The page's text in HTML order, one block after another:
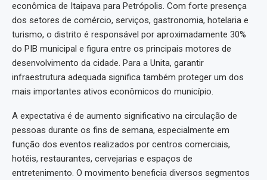
econômica de Itaipava para Petrópolis. Com forte presença
dos setores de comércio, serviços, gastronomia, hotelaria e
turismo, o distrito é responsável por aproximadamente 30%
do PIB municipal e figura entre os principais motores de
desenvolvimento da cidade. Para a Unita, garantir
infraestrutura adequada significa também proteger um dos
mais importantes ativos econômicos do município.
A expectativa é de aumento significativo na circulação de
pessoas durante os fins de semana, especialmente em
função dos eventos realizados por centros comerciais,
hotéis, restaurantes, cervejarias e espaços de
entretenimento. O movimento beneficia diversos segmentos